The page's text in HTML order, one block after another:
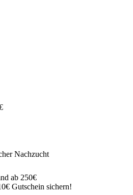
Nachzucht
ab 250€
Gutschein sichern!